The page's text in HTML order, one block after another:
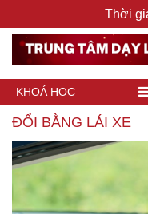
Thời
KHOÁ HỌC
ĐỔI BẰNG LÁI XE